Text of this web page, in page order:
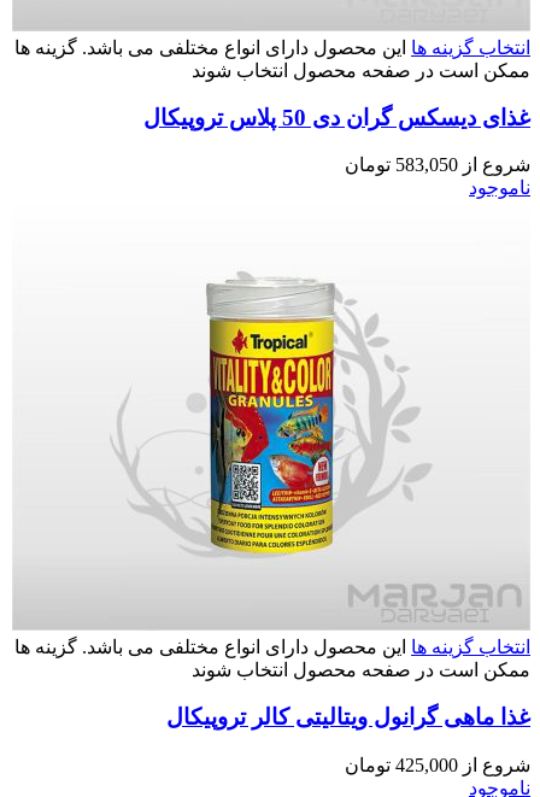
انتخاب گزینه ها این محصول دارای انواع مختلفی می باشد. گزینه ها
ممکن است در صفحه محصول انتخاب شوند
غذای دیسکس گران دی 50 پلاس تروپیکال
شروع از 583,050 تومان
ناموجود
انتخاب گزینه ها این محصول دارای انواع مختلفی می باشد. گزینه ها
ممکن است در صفحه محصول انتخاب شوند
غذا ماهی گرانول ویتالیتی کالر تروپیکال
شروع از 425,000 تومان
ناموجود